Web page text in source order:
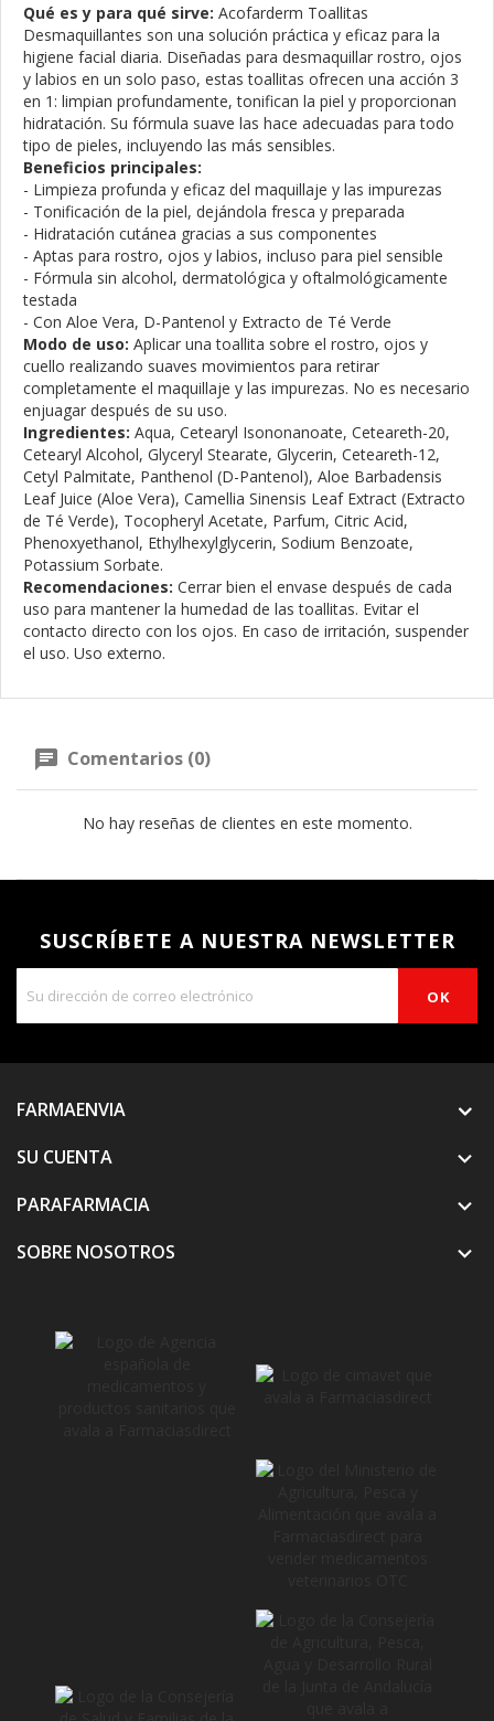
Qué es y para qué sirve: Acofarderm Toallitas
Desmaquillantes son una solución práctica y eficaz para la
higiene facial diaria. Diseñadas para desmaquillar rostro, ojos
y labios en un solo paso, estas toallitas ofrecen una acción 3
en 1: limpian profundamente, tonifican la piel y proporcionan
hidratación. Su fórmula suave las hace adecuadas para todo
tipo de pieles, incluyendo las más sensibles.
Beneficios principales:
- Limpieza profunda y eficaz del maquillaje y las impurezas
- Tonificación de la piel, dejándola fresca y preparada
- Hidratación cutánea gracias a sus componentes
- Aptas para rostro, ojos y labios, incluso para piel sensible
- Fórmula sin alcohol, dermatológica y oftalmológicamente
testada
- Con Aloe Vera, D-Pantenol y Extracto de Té Verde
Modo de uso: Aplicar una toallita sobre el rostro, ojos y
cuello realizando suaves movimientos para retirar
completamente el maquillaje y las impurezas. No es necesario
enjuagar después de su uso.
Ingredientes: Aqua, Cetearyl Isononanoate, Ceteareth-20,
Cetearyl Alcohol, Glyceryl Stearate, Glycerin, Ceteareth-12,
Cetyl Palmitate, Panthenol (D-Pantenol), Aloe Barbadensis
Leaf Juice (Aloe Vera), Camellia Sinensis Leaf Extract (Extracto
de Té Verde), Tocopheryl Acetate, Parfum, Citric Acid,
Phenoxyethanol, Ethylhexylglycerin, Sodium Benzoate,
Potassium Sorbate.
Recomendaciones: Cerrar bien el envase después de cada
uso para mantener la humedad de las toallitas. Evitar el
contacto directo con los ojos. En caso de irritación, suspender
el uso. Uso externo.
Comentarios (0)
No hay reseñas de clientes en este momento.
SUSCRÍBETE A NUESTRA NEWSLETTER
FARMAENVIA
SU CUENTA

PARAFARMACIA 
SOBRE NOSOTROS 